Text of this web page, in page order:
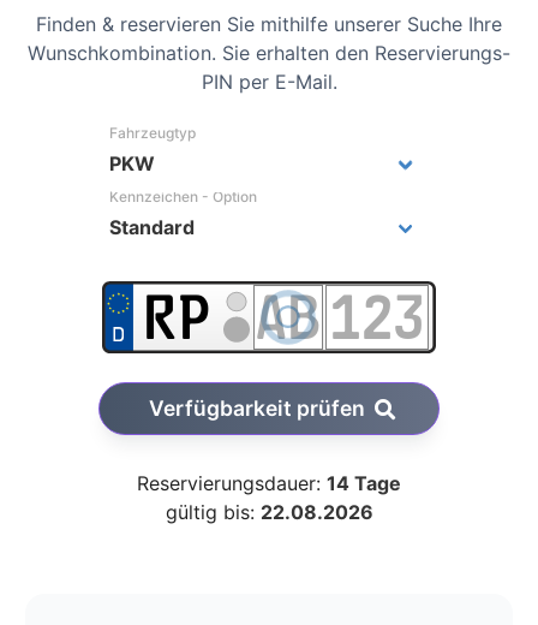
Finden & reservieren Sie mithilfe unserer Suche Ihre
Wunschkombination. Sie erhalten den Reservierungs-
PIN per E-Mail.
Fahrzeugtyp
Kennzeichen - Option
Verfügbarkeit prüfen
Reservierungsdauer: 14 Tage
gültig bis: 22.08.2026